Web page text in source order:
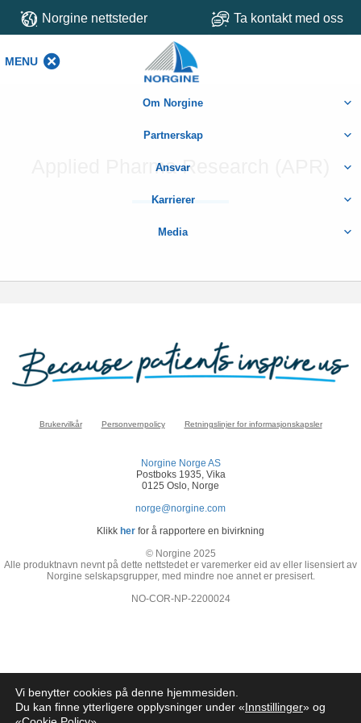
Norgine nettsteder Ta kontakt med oss
MENU
Om Norgine
Partnerskap
Ansvar
Karrierer
Media
Applied Pharma Research (APR)
Brukervilkår Personvernpolicy Retningslinjer for informasjonskapsler
Norgine Norge AS
Postboks 1935, Vika
0125 Oslo, Norge
norge@norgine.com
Klikk her for å rapportere en bivirkning
© Norgine 2025
Alle produktnavn nevnt på dette nettstedet er varemerker eid av eller lisensiert av
Norgine selskapsgrupper, med mindre noe annet er presisert.
NO-COR-NP-2200024
Vi benytter cookies på denne hjemmesiden.
Du kan finne ytterligere opplysninger under «Innstillinger» og